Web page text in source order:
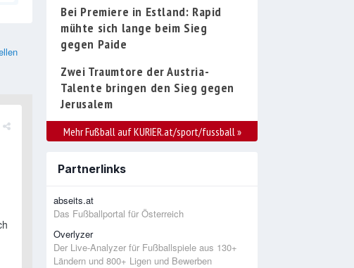
Bei Premiere in Estland: Rapid
mühte sich lange beim Sieg
gegen Paide
Zwei Traumtore der Austria-
Talente bringen den Sieg gegen
Jerusalem
Mehr Fußball auf KURIER.at/sport/fussball »
Partnerlinks
abseits.at
Das Fußballportal für Österreich
Overlyzer
Der Live-Analyzer für Fußballspiele aus 130+
Ländern und 800+ Ligen und Bewerben